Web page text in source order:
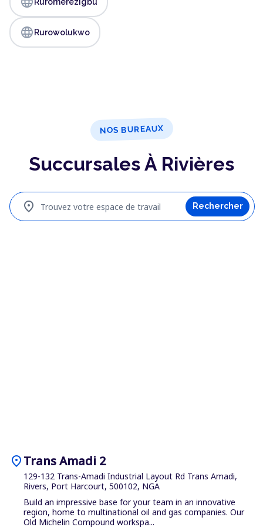
language Rurowolukwo
NOS BUREAUX
Succursales À Rivières
Trouvez votre espace de travail
location_on Rechercher
location_onTrans Amadi 2
129-132 Trans-Amadi Industrial Layout Rd Trans Amadi,
Rivers, Port Harcourt, 500102, NGA
Build an impressive base for your team in an innovative
region, home to multinational oil and gas companies. Our
Old Michelin Compound workspa...